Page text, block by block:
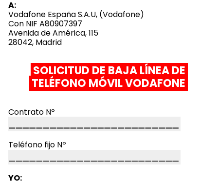
A:
Vodafone España S.A.U, (Vodafone)
Con NIF A80907397
Avenida de América, 115
28042, Madrid
SOLICITUD DE BAJA LÍNEA DE
TELÉFONO MÓVIL VODAFONE
Contrato Nº
Teléfono fijo Nº
YO: